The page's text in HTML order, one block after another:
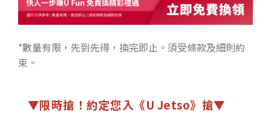
*數量有限，先到先得，換完即止。須受條款及細則約
束。
▼限時搶！約定您入《U Jetso》搶▼